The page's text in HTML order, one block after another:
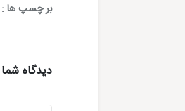
بر چسپ ها :
دیدگاه شما